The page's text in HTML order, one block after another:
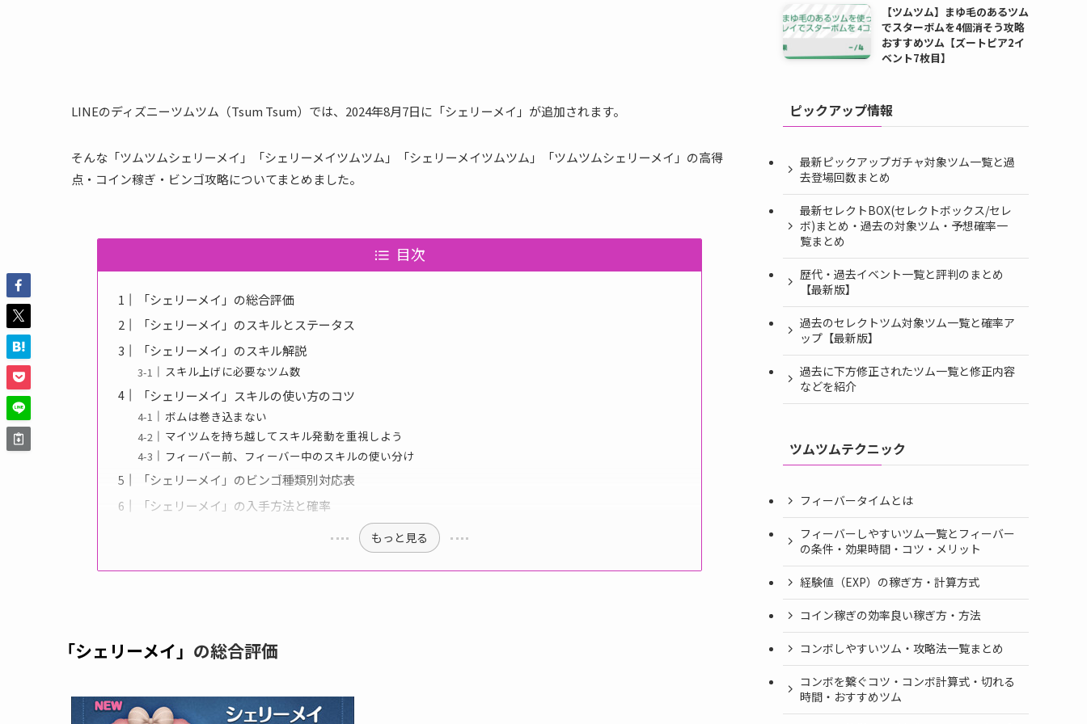
LINEのディズニーツムツム（Tsum Tsum）では、2024年8月7日に「シェリーメイ」が追加されます。
そんな「ツムツムシェリーメイ」「シェリーメイツムツム」「シェリーメイツムツム」「ツムツムシェリーメイ」の高得
点・コイン稼ぎ・ビンゴ攻略についてまとめました。
目次
「シェリーメイ」の総合評価
「シェリーメイ」のスキルとステータス
「シェリーメイ」のスキル解説
スキル上げに必要なツム数
「シェリーメイ」スキルの使い方のコツ
ボムは巻き込まない
マイツムを持ち越してスキル発動を重視しよう
フィーバー前、フィーバー中のスキルの使い分け
「シェリーメイ」のビンゴ種類別対応表
「シェリーメイ」の入手方法と確率
もっと見る
「シェリーメイ」 の総合評価
【ツムツム】まゆ毛のあるツム
でスターボムを4個消そう攻略
おすすめツム【ズートピア2イ
ベント7枚目】
ピックアップ情報
最新ピックアップガチャ対象ツム一覧と過
去登場回数まとめ
最新セレクトBOX(セレクトボックス/セレ
ボ)まとめ・過去の対象ツム・予想確率一
覧まとめ
歴代・過去イベント一覧と評判のまとめ
【最新版】
過去のセレクトツム対象ツム一覧と確率ア
ップ【最新版】
過去に下方修正されたツム一覧と修正内容
などを紹介
ツムツムテクニック
フィーバータイムとは
フィーバーしやすいツム一覧とフィーバー
の条件・効果時間・コツ・メリット
経験値（EXP）の稼ぎ方・計算方式
コイン稼ぎの効率良い稼ぎ方・方法
コンボしやすいツム・攻略法一覧まとめ
コンボを繋ぐコツ・コンボ計算式・切れる
時間・おすすめツム